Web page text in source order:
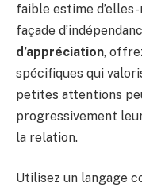
faible estime
façade
d’appréciation,
spécifiques qui
petites attentions
progressivement
la relation.
Utilisez un langage